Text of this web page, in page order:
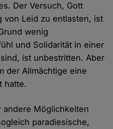
Der Versuch, Gott
von Leid zu entlasten, ist
wenig
und Solidarität in einer
ist unbestritten. Aber
der Allmächtige eine
hatte.
andere Möglichkeiten
paradiesische,